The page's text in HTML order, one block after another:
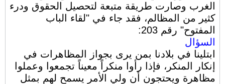
الغرب وصارت طريقة متبعة لتحصيل الحقوق ودرء
كثير من المظالم، فقد جاء في "لقاء الباب
المفتوح" رقم 203:
السؤال
ابتلينا في بلادنا بمن يرى بجواز المظاهرات في
إنكار المنكر، فإذا رأوا منكراً معيناً تجمعوا وعملوا
مظاهرة ويحتجون أن ولي الأمر يسمح لهم بمثل